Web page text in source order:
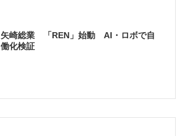
矢崎総業 「REN」始動 AI・ロボで自
働化検証